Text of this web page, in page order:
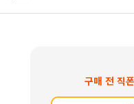
구매 전 직